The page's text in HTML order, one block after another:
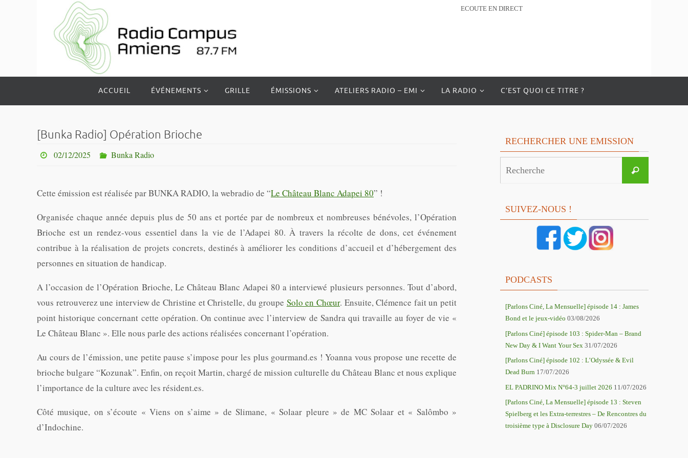
ECOUTE EN DIRECT
le
ACCUEIL ÉVÉNEMENTS GRILLE ÉMISSIONS ATELIERS RADIO – EMI LA RADIO C’EST QUOI CE TITRE ?
[Bunka Radio] Opération Brioche
02/12/2025 Bunka Radio
Cette émission est réalisée par BUNKA RADIO, la webradio de “Le Château Blanc Adapei 80” !
Organisée chaque année depuis plus de 50 ans et portée par de nombreux et nombreuses bénévoles, l’Opération
Brioche est un rendez-vous essentiel dans la vie de l’Adapei 80. À travers la récolte de dons, cet événement
contribue à la réalisation de projets concrets, destinés à améliorer les conditions d’accueil et d’hébergement des
personnes en situation de handicap.
A l’occasion de l’Opération Brioche, Le Château Blanc Adapei 80 a interviewé plusieurs personnes. Tout d’abord,
vous retrouverez une interview de Christine et Christelle, du groupe Solo en Chœur. Ensuite, Clémence fait un petit
point historique concernant cette opération. On continue avec l’interview de Sandra qui travaille au foyer de vie «
Le Château Blanc ». Elle nous parle des actions réalisées concernant l’opération.
Au cours de l’émission, une petite pause s’impose pour les plus gourmand.es ! Yoanna vous propose une recette de
brioche bulgare “Kozunak”. Enfin, on reçoit Martin, chargé de mission culturelle du Château Blanc et nous explique
l’importance de la culture avec les résident.es.
Côté musique, on s’écoute « Viens on s’aime » de Slimane, « Solaar pleure » de MC Solaar et « Salômbo »
d’Indochine.
RECHERCHER UNE EMISSION
Recherche
SUIVEZ-NOUS !
PODCASTS
[Parlons Ciné, La Mensuelle] épisode 14 : James
Bond et le jeux-vidéo 03/08/2026
[Parlons Ciné] épisode 103 : Spider-Man – Brand
New Day & I Want Your Sex 31/07/2026
[Parlons Ciné] épisode 102 : L’Odyssée & Evil
Dead Burn 17/07/2026
EL PADRINO Mix N°64-3 juillet 2026 11/07/2026
[Parlons Ciné, La Mensuelle] épisode 13 : Steven
Spielberg et les Extra-terrestres – De Rencontres du
troisième type à Disclosure Day 06/07/2026